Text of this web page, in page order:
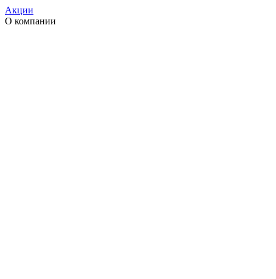
Акции
О компании